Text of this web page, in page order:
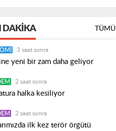
DAKIKA TÜMÜ
3 saat sonra
yeni bir zam daha geliyor
2 saat sonra
halka kesiliyor
2 saat sonra
ilk kez terör örgütü